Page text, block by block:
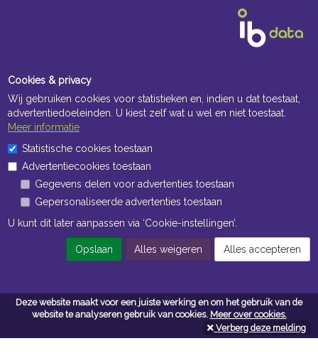
Deze website maakt voor een juiste werking en om het gebruik van de
website te analyseren gebruik van cookies. Meer over cookies.
Verberg deze melding
Openingstijden Kantoor
ma t/m vr 8:30 uur tot 17:00 uur
Openingstijden Magazijn
ma t/m vr 7:00 uur tot 16:30 uur
Algemene voorwaarden
Cookies & privacy
Wij gebruiken cookies voor statistieken en, indien u dat toestaat,
advertentiedoeleinden. U kiest zelf wat u wel en niet toestaat.
Meer informatie
Statistische cookies toestaan
Advertentiecookies toestaan
Gegevens delen voor advertenties toestaan
Gepersonaliseerde advertenties toestaan
U kunt dit later aanpassen via ‘Cookie-instellingen’.
Opslaan Alles weigeren Alles accepteren